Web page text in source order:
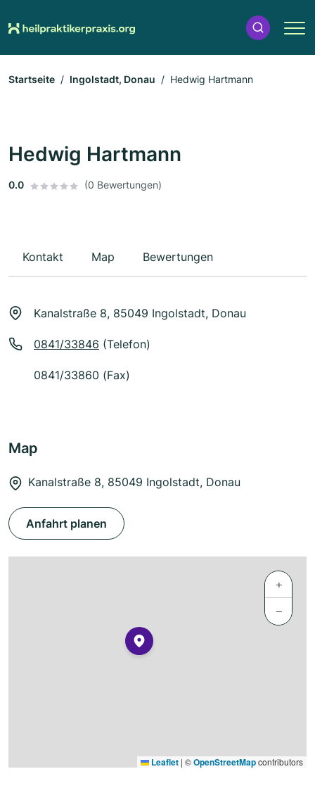
Startseite Ingolstadt, Donau Hedwig Hartmann
Hedwig Hartmann
0.0 (0 Bewertungen)
Kontakt Map Bewertungen
Kanalstraße 8, 85049 Ingolstadt, Donau
0841/33846 (Telefon)
0841/33860 (Fax)
Map
Kanalstraße 8, 85049 Ingolstadt, Donau
Anfahrt planen
+
−
Leaflet | ©OpenStreetMapcontributors